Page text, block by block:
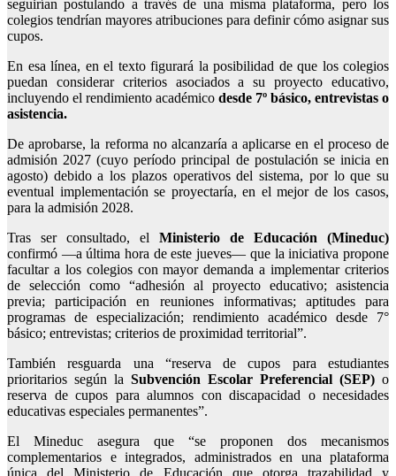
seguirían postulando a través de una misma plataforma, pero los
colegios tendrían mayores atribuciones para definir cómo asignar sus
cupos.
En esa línea, en el texto figurará la posibilidad de que los colegios
puedan considerar criterios asociados a su proyecto educativo,
incluyendo el rendimiento académico desde 7º básico, entrevistas o
asistencia.
De aprobarse, la reforma no alcanzaría a aplicarse en el proceso de
admisión 2027 (cuyo período principal de postulación se inicia en
agosto) debido a los plazos operativos del sistema, por lo que su
eventual implementación se proyectaría, en el mejor de los casos,
para la admisión 2028.
Tras ser consultado, el Ministerio de Educación (Mineduc)
confirmó —a última hora de este jueves— que la iniciativa propone
facultar a los colegios con mayor demanda a implementar criterios
de selección como “adhesión al proyecto educativo; asistencia
previa; participación en reuniones informativas; aptitudes para
programas de especialización; rendimiento académico desde 7°
básico; entrevistas; criterios de proximidad territorial”.
También resguarda una “reserva de cupos para estudiantes
prioritarios según la Subvención Escolar Preferencial (SEP) o
reserva de cupos para alumnos con discapacidad o necesidades
educativas especiales permanentes”.
El Mineduc asegura que “se proponen dos mecanismos
complementarios e integrados, administrados en una plataforma